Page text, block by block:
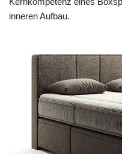
inneren Aufbau.